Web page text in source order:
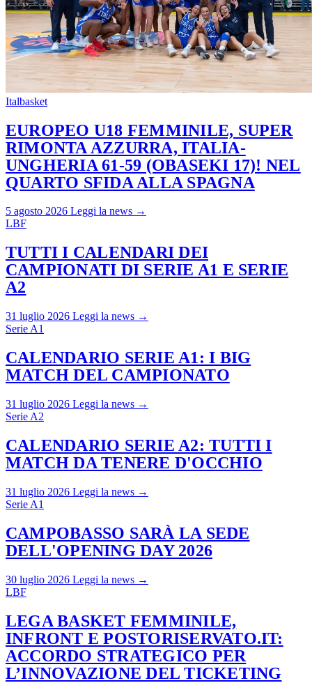
Italbasket
EUROPEO U18 FEMMINILE, SUPER
RIMONTA AZZURRA, ITALIA-
UNGHERIA 61-59 (OBASEKI 17)! NEL
QUARTO SFIDA ALLA SPAGNA
5 agosto 2026 Leggi la news →
LBF
TUTTI I CALENDARI DEI
CAMPIONATI DI SERIE A1 E SERIE
A2
31 luglio 2026 Leggi la news →
Serie A1
CALENDARIO SERIE A1: I BIG
MATCH DEL CAMPIONATO
31 luglio 2026 Leggi la news →
Serie A2
CALENDARIO SERIE A2: TUTTI I
MATCH DA TENERE D'OCCHIO
31 luglio 2026 Leggi la news →
Serie A1
CAMPOBASSO SARÀ LA SEDE
DELL'OPENING DAY 2026
30 luglio 2026 Leggi la news →
LBF
LEGA BASKET FEMMINILE,
INFRONT E POSTORISERVATO.IT:
ACCORDO STRATEGICO PER
L’INNOVAZIONE DEL TICKETING